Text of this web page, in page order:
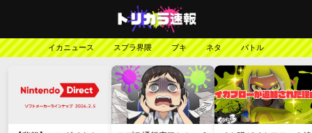
イカニュース スプラ界隈 ブキ ネタ バトル